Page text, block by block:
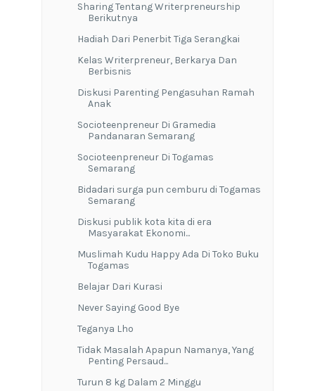
Sharing Tentang Writerpreneurship
Berikutnya
Hadiah Dari Penerbit Tiga Serangkai
Kelas Writerpreneur, Berkarya Dan
Berbisnis
Diskusi Parenting Pengasuhan Ramah
Anak
Socioteenpreneur Di Gramedia
Pandanaran Semarang
Socioteenpreneur Di Togamas
Semarang
Bidadari surga pun cemburu di Togamas
Semarang
Diskusi publik kota kita di era
Masyarakat Ekonomi...
Muslimah Kudu Happy Ada Di Toko Buku
Togamas
Belajar Dari Kurasi
Never Saying Good Bye
Teganya Lho
Tidak Masalah Apapun Namanya, Yang
Penting Persaud...
Turun 8 kg Dalam 2 Minggu